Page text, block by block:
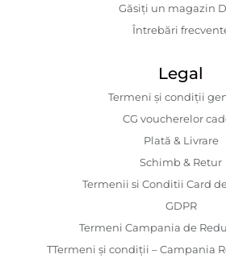
Găsiți un magazin
Întrebări
Legal
Termeni și condiții
CG voucherelor
Plată & Livrare
Schimb & Retur
Termenii si Conditii Card
GDPR
Termeni Campania de
TTermeni și condiții – Campania